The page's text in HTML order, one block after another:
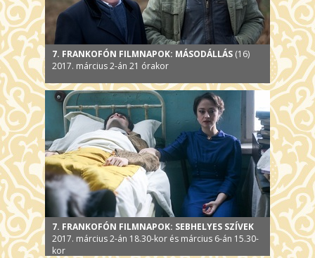
7. FRANKOFÓN FILMNAPOK: MÁSODÁLLÁS (16)
2017. március 2-án 21 órakor
7. FRANKOFÓN FILMNAPOK: SEBHELYES SZÍVEK
2017. március 2-án 18.30-kor és március 6-án 15.30-
kor